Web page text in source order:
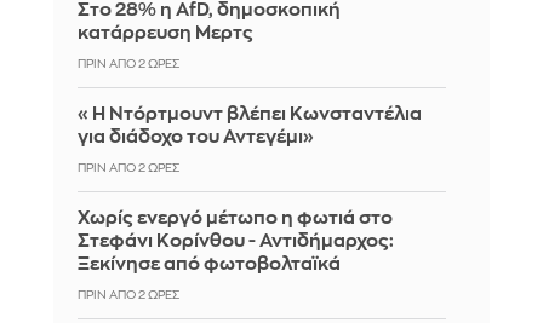
Στο 28% η AfD, δημοσκοπική
κατάρρευση Μερτς
ΠΡΙΝ ΑΠΌ 2 ΏΡΕΣ
«Η Ντόρτμουντ βλέπει Κωνσταντέλια
για διάδοχο του Αντεγέμι»
ΠΡΙΝ ΑΠΌ 2 ΏΡΕΣ
Χωρίς ενεργό μέτωπο η φωτιά στο
Στεφάνι Κορίνθου - Αντιδήμαρχος:
Ξεκίνησε από φωτοβολταϊκά
ΠΡΙΝ ΑΠΌ 2 ΏΡΕΣ